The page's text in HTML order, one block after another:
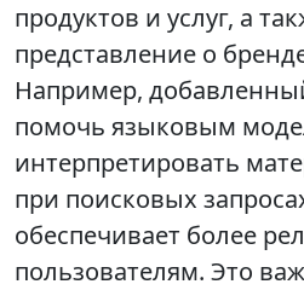
продуктов и услуг, а
представление о
Например,
помочь языковым
интерпретировать
при поисковых
обеспечивает более
пользователям. Это